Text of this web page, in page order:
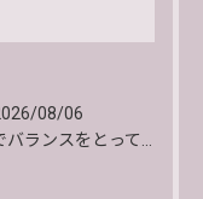
08/06